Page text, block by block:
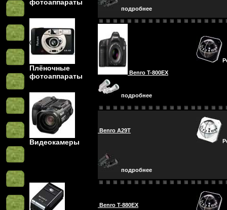
фотоаппараты
Плёночные
фотоаппараты
Видеокамеры
подробнее
Benro T-800EX
подробнее
Benro A29T
подробнее
Benro T-880EX